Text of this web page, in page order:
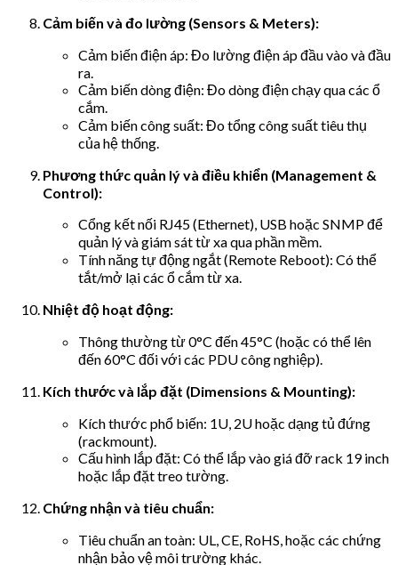
Cảm biến và đo lường (Sensors & Meters):
Cảm biến điện áp: Đo lường điện áp đầu vào và đầu
ra.
Cảm biến dòng điện: Đo dòng điện chạy qua các ổ
cắm.
Cảm biến công suất: Đo tổng công suất tiêu thụ
của hệ thống.
Phương thức quản lý và điều khiển (Management &
Control):
Cổng kết nối RJ45 (Ethernet), USB hoặc SNMP để
quản lý và giám sát từ xa qua phần mềm.
Tính năng tự động ngắt (Remote Reboot): Có thể
tắt/mở lại các ổ cắm từ xa.
Nhiệt độ hoạt động:
Thông thường từ 0°C đến 45°C (hoặc có thể lên
đến 60°C đối với các PDU công nghiệp).
Kích thước và lắp đặt (Dimensions & Mounting):
Kích thước phổ biến: 1U, 2U hoặc dạng tủ đứng
(rackmount).
Cấu hình lắp đặt: Có thể lắp vào giá đỡ rack 19 inch
hoặc lắp đặt treo tường.
Chứng nhận và tiêu chuẩn:
Tiêu chuẩn an toàn: UL, CE, RoHS, hoặc các chứng
nhận bảo vệ môi trường khác.